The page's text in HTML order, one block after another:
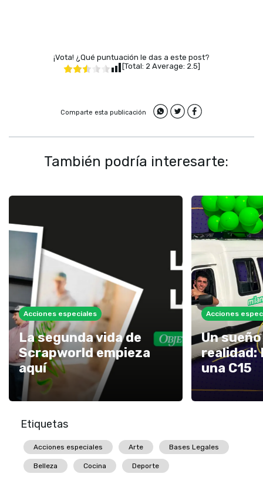
¡Vota! ¿Qué puntuación le das a este post?
[Total: 2Average: 2.5]
Comparte esta publicación
También podría interesarte:
Acciones especiales
La segunda vida de
Scrapworld empieza
aquí
Acciones
Un
realidad:
una C15
Etiquetas
Acciones especiales Arte Bases Legales
Belleza Cocina Deporte